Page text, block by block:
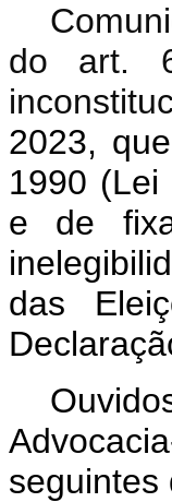
do art.
2023,
1990 (Lei
e de
das
seguintes